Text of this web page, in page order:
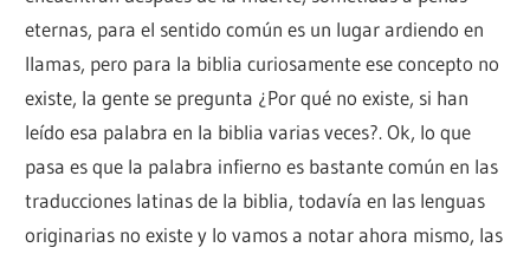
eternas, para el sentido común es un lugar ardiendo en
llamas, pero para la biblia curiosamente ese concepto no
existe, la gente se pregunta ¿Por qué no existe, si han
leído esa palabra en la biblia varias veces?. Ok, lo que
pasa es que la palabra infierno es bastante común en las
traducciones latinas de la biblia, todavía en las lenguas
originarias no existe y lo vamos a notar ahora mismo, las